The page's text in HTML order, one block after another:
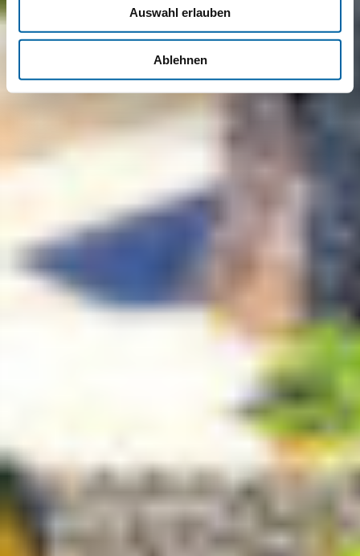
Auswahl erlauben
Ablehnen